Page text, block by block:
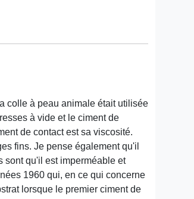
colle à peau animale était utilisée
à vide et le ciment de
de contact est sa viscosité.
fins. Je pense également qu'il
sont qu'il est imperméable et
1960 qui, en ce qui concerne
lorsque le premier ciment de